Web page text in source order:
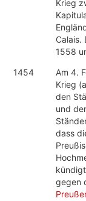
Krieg
Calais.
1558
1454
Am 4.
Krieg
den
und
dass
gegen